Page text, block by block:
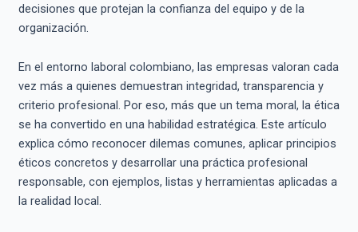
decisiones que protejan la confianza del equipo y de la
organización.
En el entorno laboral colombiano, las empresas valoran cada
vez más a quienes demuestran integridad, transparencia y
criterio profesional. Por eso, más que un tema moral, la ética
se ha convertido en una habilidad estratégica. Este artículo
explica cómo reconocer dilemas comunes, aplicar principios
éticos concretos y desarrollar una práctica profesional
responsable, con ejemplos, listas y herramientas aplicadas a
la realidad local.